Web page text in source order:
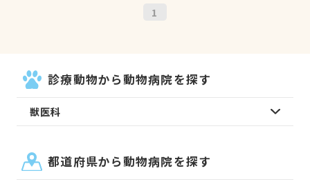
1
診療動物から動物病院を探す
獣医科
都道府県から動物病院を探す